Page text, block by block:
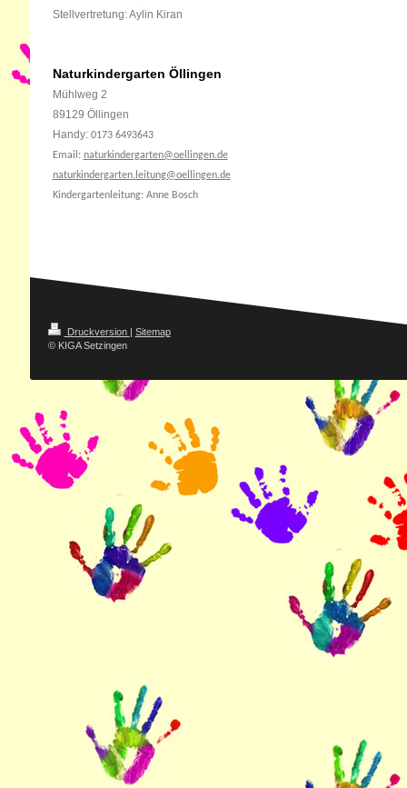
Stellvertretung: Aylin Kiran
Naturkindergarten Öllingen
Mühlweg 2
89129 Öllingen
Handy: 0173 6493643
Email: naturkindergarten@oellingen.de
naturkindergarten.leitung@oellingen.de
Kindergartenleitung: Anne Bosch
Druckversion | Sitemap
© KIGA Setzingen